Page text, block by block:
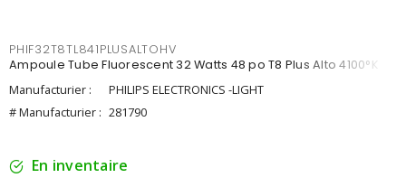
PHIF32T8TL841PLUSALTOHV
Ampoule Tube Fluorescent 32 Watts 48 po T8 Plus Alto 4100°K
Manufacturier :
PHILIPS ELECTRONICS -LIGHT
# Manufacturier : 281790
En inventaire